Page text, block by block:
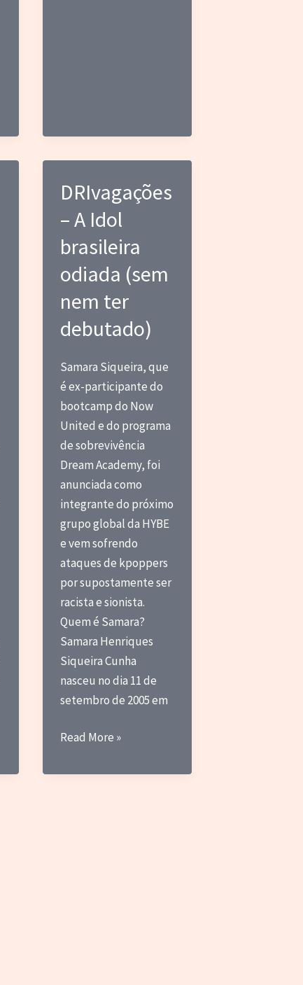
DRIvagações
– A Idol
brasileira
odiada (sem
nem ter
debutado)
Samara Siqueira, que
é ex-participante do
bootcamp do Now
United e do programa
de sobrevivência
Dream Academy, foi
anunciada como
integrante do próximo
grupo global da HYBE
e vem sofrendo
ataques de kpoppers
por supostamente ser
racista e sionista.
Quem é Samara?
Samara Henriques
Siqueira Cunha
nasceu no dia 11 de
setembro de 2005 em
DRIvagações
A
Read More »